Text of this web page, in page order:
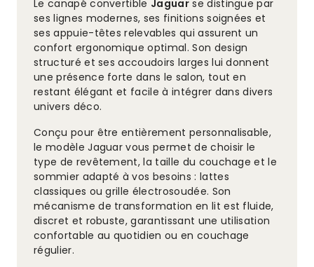
Le canapé convertible Jaguarse distingue par
ses lignes modernes, ses finitions soignées et
ses appuie-têtes relevables qui assurent un
confort ergonomique optimal. Son design
structuré et ses accoudoirs larges lui donnent
une présence forte dans le salon, tout en
restant élégant et facile à intégrer dans divers
univers déco.
Conçu pour être entièrement personnalisable,
le modèle Jaguar vous permet de choisir le
type de revêtement, la taille du couchage et le
sommier adapté à vos besoins : lattes
classiques ou grille électrosoudée. Son
mécanisme de transformation en lit est fluide,
discret et robuste, garantissant une utilisation
confortable au quotidien ou en couchage
régulier.